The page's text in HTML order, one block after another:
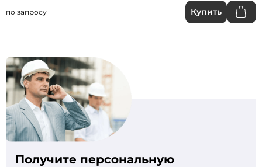
по запросу Купить
Получите персональную